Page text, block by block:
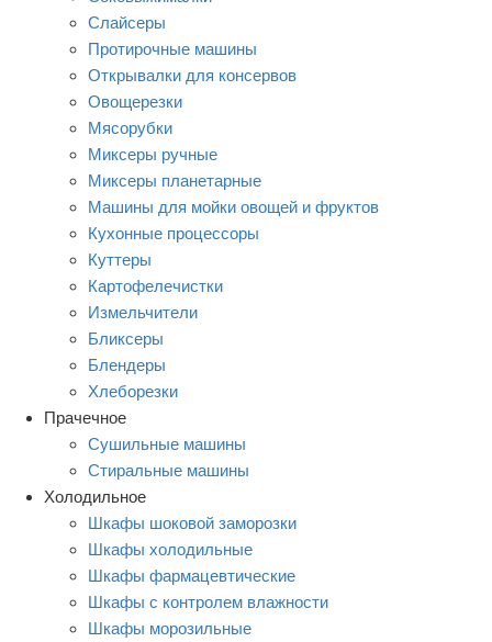
Слайсеры
Протирочные машины
Открывалки для консервов
Овощерезки
Мясорубки
Миксеры ручные
Миксеры планетарные
Машины для мойки овощей и фруктов
Кухонные процессоры
Куттеры
Картофелечистки
Измельчители
Бликсеры
Блендеры
Хлеборезки
Прачечное
Сушильные машины
Стиральные машины
Холодильное
Шкафы шоковой заморозки
Шкафы холодильные
Шкафы фармацевтические
Шкафы с контролем влажности
Шкафы морозильные